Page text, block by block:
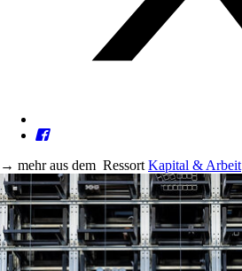
→ mehr aus dem Ressort Kapital & Arbeit